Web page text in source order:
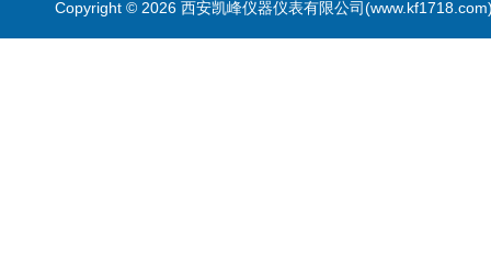
Copyright © 2026 西安凯峰仪器仪表有限公司